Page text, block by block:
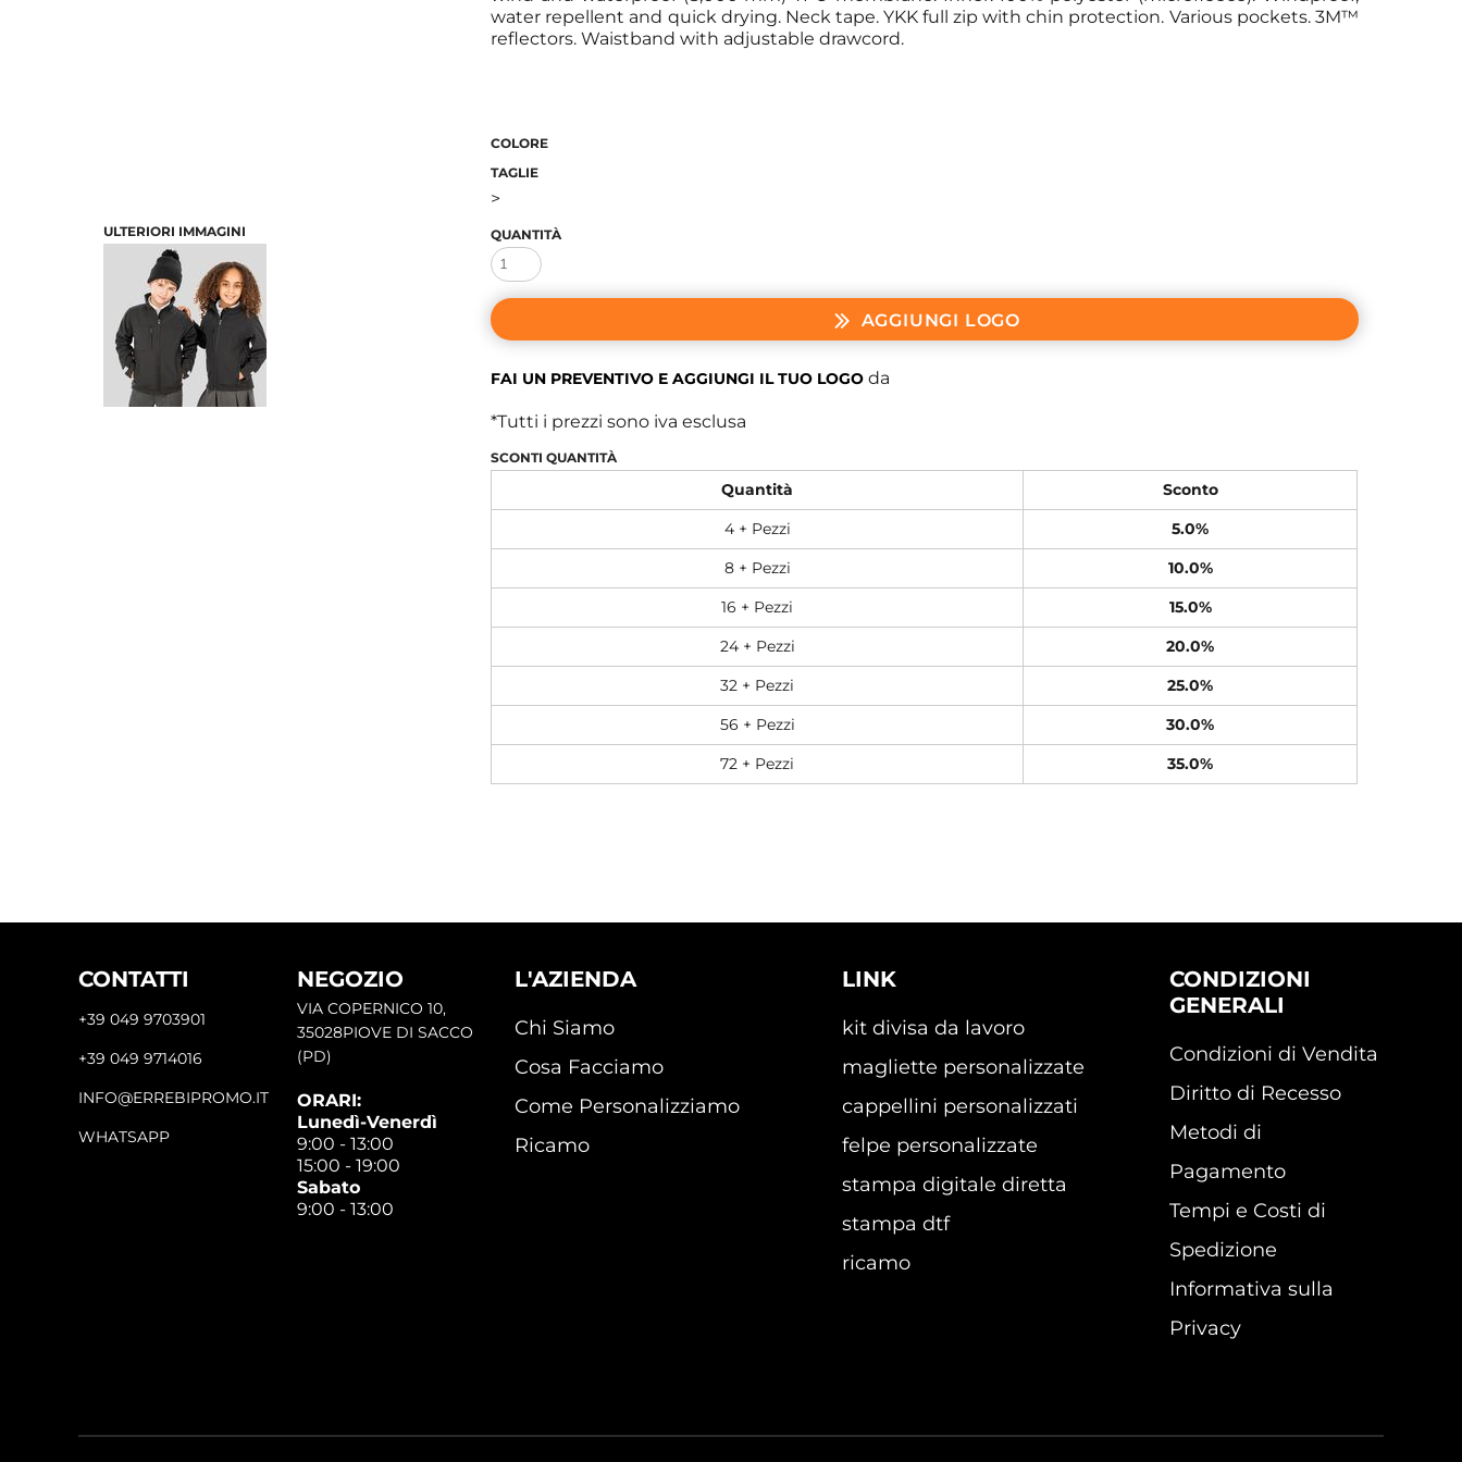
ULTERIORI IMMAGINI
water repellent and quick drying. Neck tape. YKK full zip with chin protection. Various pockets. 3M™
reflectors. Waistband with adjustable drawcord.
COLORE
TAGLIE
>
QUANTITÀ
AGGIUNGI LOGO
FAI UN PREVENTIVO E AGGIUNGI IL TUO LOGO da
*Tutti i prezzi sono iva esclusa
SCONTI QUANTITÀ
Quantità
Sconto
4 + Pezzi
5.0%
8 + Pezzi
10.0%
16 + Pezzi
15.0%
24 + Pezzi
20.0%
32 + Pezzi
25.0%
56 + Pezzi
30.0%
72 + Pezzi
35.0%
CONTATTI
+39 049 9703901
+39 049 9714016
INFO@ERREBIPROMO.IT
WHATSAPP
NEGOZIO
VIA COPERNICO 10,
35028PIOVE DI SACCO
(PD)
ORARI:
Lunedì-Venerdì
9:00 - 13:00
15:00 - 19:00
Sabato
9:00 - 13:00
L'AZIENDA
Chi Siamo
Cosa Facciamo
Come Personalizziamo
Ricamo
LINK
kit divisa da lavoro
magliette personalizzate
cappellini personalizzati
felpe personalizzate
stampa digitale diretta
stampa dtf
ricamo
CONDIZIONI
GENERALI
Condizioni di Vendita
Diritto di Recesso
Metodi di
Pagamento
Tempi e Costi di
Spedizione
Informativa sulla
Privacy